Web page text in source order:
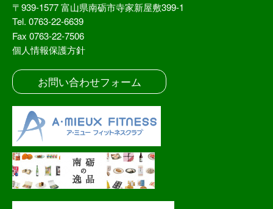
〒939-1577 富山県南砺市寺家新屋敷399-1
Tel. 0763-22-6639
Fax 0763-22-7506
個人情報保護方針
お問い合わせフォーム